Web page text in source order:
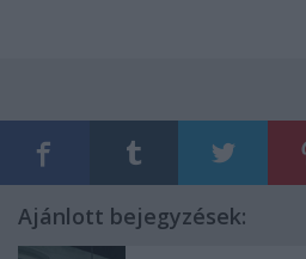
Ajánlott bejegyzések: